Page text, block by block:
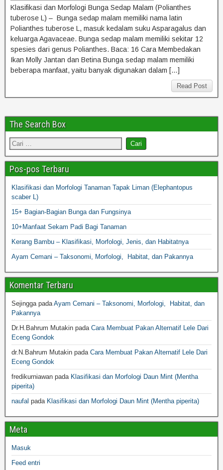
Klasifikasi dan Morfologi Bunga Sedap Malam (Polianthes
tuberose L) – Bunga sedap malam memiliki nama latin
Polianthes tuberose L, masuk kedalam suku Asparagalus dan
keluarga Agavaceae. Bunga sedap malam memiliki sekitar 12
spesies dari genus Polianthes. Baca: 16 Cara Membedakan
Ikan Molly Jantan dan Betina Bunga sedap malam memiliki
beberapa manfaat, yaitu banyak digunakan dalam […]
Read Post
The Search Box
Pos-pos Terbaru
Klasifikasi dan Morfologi Tanaman Tapak Liman (Elephantopus
scaber L)
15+ Bagian-Bagian Bunga dan Fungsinya
10+Manfaat Sekam Padi Bagi Tanaman
Kerang Bambu – Klasifikasi, Morfologi, Jenis, dan Habitatnya
Ayam Cemani – Taksonomi, Morfologi, Habitat, dan Pakannya
Komentar Terbaru
SejinggapadaAyam Cemani – Taksonomi, Morfologi, Habitat, dan
Pakannya
Dr.H.Bahrum Mutakin pada Cara Membuat Pakan Alternatif Lele Dari
Eceng Gondok
dr.N.Bahrum Mutakin pada Cara Membuat Pakan Alternatif Lele Dari
Eceng Gondok
fredikurniawan pada Klasifikasi dan Morfologi Daun Mint (Mentha
piperita)
naufal pada Klasifikasi dan Morfologi Daun Mint (Mentha piperita)
Meta
Masuk
Feed entri